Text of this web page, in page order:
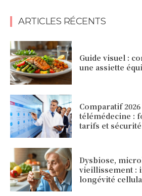
ARTICLES RÉCENTS
Guide visuel :
une assiette
Comparatif
télémédecine :
tarifs et sécurité
Dysbiose,
vieillissement :
longévité